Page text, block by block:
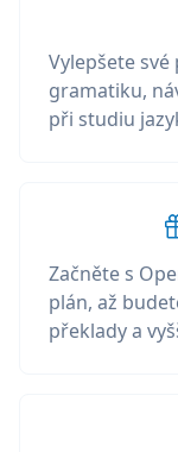
Vylepšete
gramatiku,
při studiu
Začněte s
plán, až
překlady a